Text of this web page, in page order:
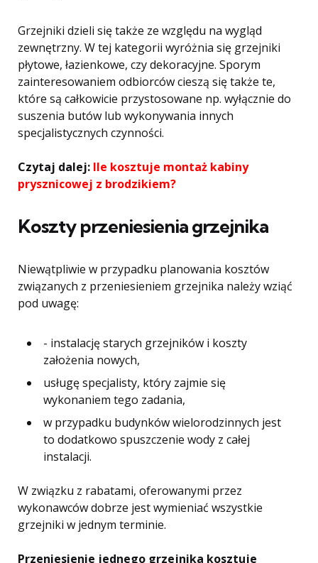
Grzejniki dzieli się także ze względu na wygląd
zewnętrzny. W tej kategorii wyróżnia się grzejniki
płytowe, łazienkowe, czy dekoracyjne. Sporym
zainteresowaniem odbiorców cieszą się także te,
które są całkowicie przystosowane np. wyłącznie do
suszenia butów lub wykonywania innych
specjalistycznych czynności.
Czytaj dalej: Ile kosztuje montaż kabiny
prysznicowej z brodzikiem?
Koszty przeniesienia grzejnika
Niewątpliwie w przypadku planowania kosztów
związanych z przeniesieniem grzejnika należy wziąć
pod uwagę:
- instalację starych grzejników i koszty
założenia nowych,
usługę specjalisty, który zajmie się
wykonaniem tego zadania,
w przypadku budynków wielorodzinnych jest
to dodatkowo spuszczenie wody z całej
instalacji.
W związku z rabatami, oferowanymi przez
wykonawców dobrze jest wymieniać wszystkie
grzejniki w jednym terminie.
Przeniesienie jednego grzejnika kosztuje